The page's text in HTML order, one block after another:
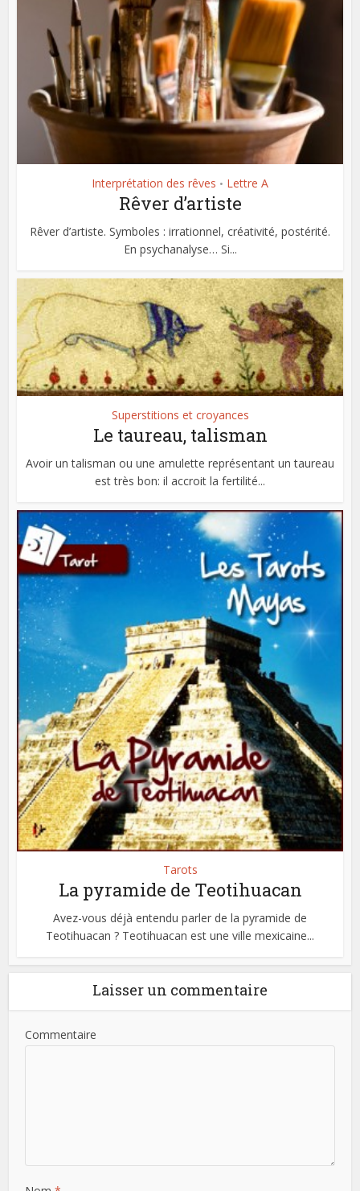
Interprétation des rêves • Lettre A
Rêver d’artiste
Rêver d’artiste. Symboles : irrationnel, créativité, postérité.
En psychanalyse… Si...
Superstitions et croyances
Le taureau, talisman
Avoir un talisman ou une amulette représentant un taureau
est très bon: il accroit la fertilité...
Tarots
La pyramide de Teotihuacan
Avez-vous déjà entendu parler de la pyramide de
Teotihuacan ? Teotihuacan est une ville mexicaine...
Laisser un commentaire
Commentaire